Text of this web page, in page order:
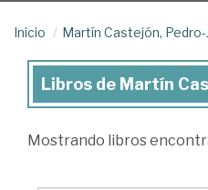
Inicio Martín Castejón, Pedro-
Libros
Martín
Libros de Martín
Mostrando libros